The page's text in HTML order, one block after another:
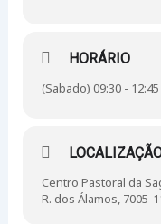
HORÁRIO
(Sabado) 09:30 - 12:45
Centro Pastoral da
R. dos Álamos, 7005-